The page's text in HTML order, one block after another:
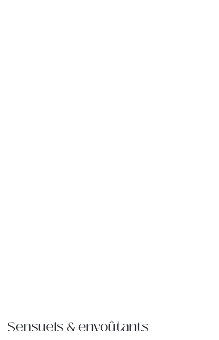
Sensuels & envoûtants